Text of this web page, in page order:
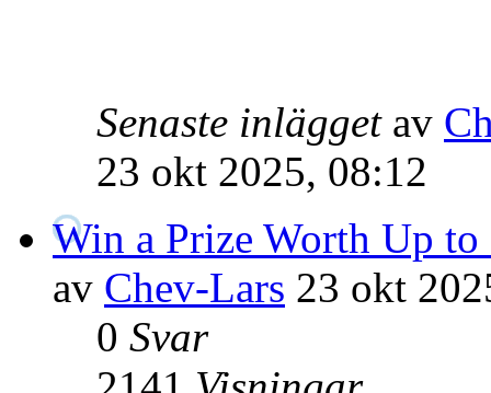
Senaste inlägget av
23 okt 2025, 08:12
Win a Prize Worth Up
av Chev-Lars 23 okt
0 Svar